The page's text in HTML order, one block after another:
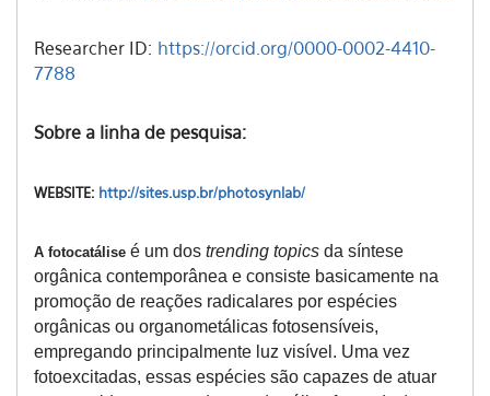
Researcher ID: https://orcid.org/0000-0002-4410-
7788
Sobre a linha de pesquisa:
WEBSITE: http://sites.usp.br/photosynlab/
A fotocatálise é um dos trending topics da síntese
orgânica contemporânea e consiste basicamente na
promoção de reações radicalares por espécies
orgânicas ou organometálicas fotosensíveis,
empregando principalmente luz visível. Uma vez
fotoexcitadas, essas espécies são capazes de atuar